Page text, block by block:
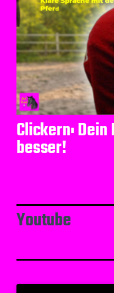
Clickern:
besser!
Youtube